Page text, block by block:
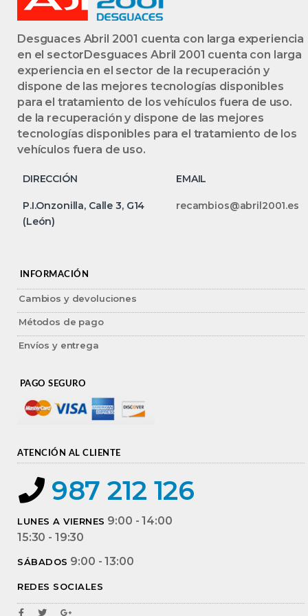
Desguaces Abril 2001 cuenta con larga experiencia
en el sectorDesguaces Abril 2001 cuenta con larga
experiencia en el sector de la recuperación y
dispone de las mejores tecnologías disponibles
para el tratamiento de los vehículos fuera de uso.
de la recuperación y dispone de las mejores
tecnologías disponibles para el tratamiento de los
vehículos fuera de uso.
DIRECCIÓN EMAIL
P.I.Onzonilla, Calle 3, G14
(León)
recambios@abril2001.es
INFORMACIÓN
Cambios y devoluciones
Métodos de pago
Envíos y entrega
PAGO SEGURO
ATENCIÓN AL CLIENTE
987 212 126
LUNES A VIERNES 9:00 - 14:00
15:30 - 19:30
SÁBADOS 9:00 - 13:00
REDES SOCIALES